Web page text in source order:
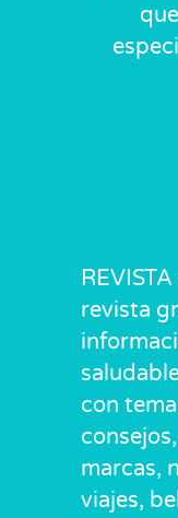
revista
con
marcas,
viajes,